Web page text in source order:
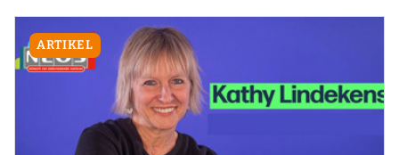
ARTIKEL